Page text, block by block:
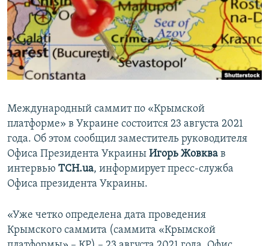
ПОБЕДИТЕЛЕЙ НЕ СУДЯТ?
КРЫМ.НЕПОКОРЕННЫЙ
ELIFBE
УКРАИНСКАЯ ПРОБЛЕМА КРЫМА
ПРИСОЕДИНЯЙТЕСЬ!
Международный саммит по «Крымской
платформе» в Украине состоится 23 августа 2021
года. Об этом сообщил заместитель руководителя
Офиса Президента Украины Игорь Жовква в
интервью ТСН.ua, информирует пресс-служба
Офиса президента Украины.
«Уже четко определена дата проведения
Крымского саммита (саммита «Крымской